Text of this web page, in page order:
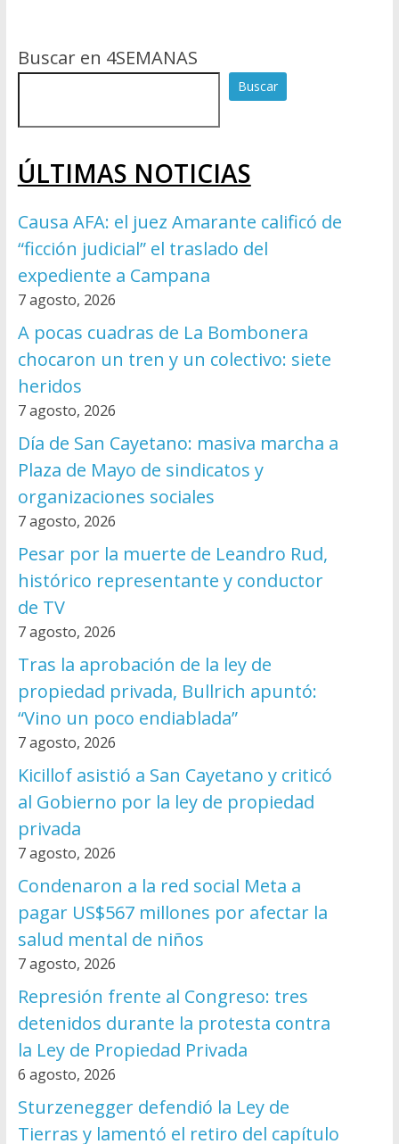
Buscar en 4SEMANAS
Buscar
ÚLTIMAS NOTICIAS
Causa AFA: el juez Amarante calificó de
“ficción judicial” el traslado del
expediente a Campana
7 agosto, 2026
A pocas cuadras de La Bombonera
chocaron un tren y un colectivo: siete
heridos
7 agosto, 2026
Día de San Cayetano: masiva marcha a
Plaza de Mayo de sindicatos y
organizaciones sociales
7 agosto, 2026
Pesar por la muerte de Leandro Rud,
histórico representante y conductor
de TV
7 agosto, 2026
Tras la aprobación de la ley de
propiedad privada, Bullrich apuntó:
“Vino un poco endiablada”
7 agosto, 2026
Kicillof asistió a San Cayetano y criticó
al Gobierno por la ley de propiedad
privada
7 agosto, 2026
Condenaron a la red social Meta a
pagar US$567 millones por afectar la
salud mental de niños
7 agosto, 2026
Represión frente al Congreso: tres
detenidos durante la protesta contra
la Ley de Propiedad Privada
6 agosto, 2026
Sturzenegger defendió la Ley de
Tierras y lamentó el retiro del capítulo